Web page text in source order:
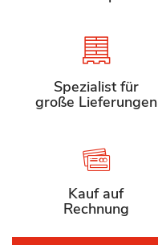
Spezialist für
große Lieferungen
Kauf auf
Rechnung